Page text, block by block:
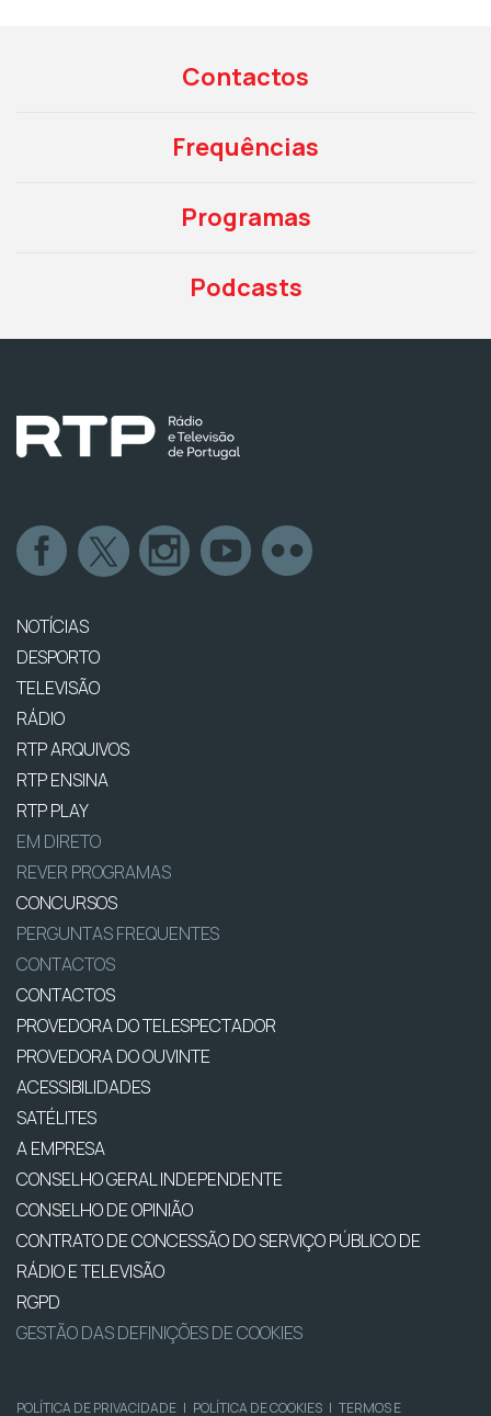
Contactos
Frequências
Programas
Podcasts
NOTÍCIAS
DESPORTO
TELEVISÃO
RÁDIO
RTP ARQUIVOS
RTP ENSINA
RTP PLAY
EM DIRETO
REVER PROGRAMAS
CONCURSOS
PERGUNTAS FREQUENTES
CONTACTOS
CONTACTOS
PROVEDORA DO TELESPECTADOR
PROVEDORA DO OUVINTE
ACESSIBILIDADES
SATÉLITES
A EMPRESA
CONSELHO GERAL INDEPENDENTE
CONSELHO DE OPINIÃO
CONTRATO DE CONCESSÃO DO SERVIÇO PÚBLICO DE
RÁDIO E TELEVISÃO
RGPD
GESTÃO DAS DEFINIÇÕES DE COOKIES
POLÍTICA DE PRIVACIDADE | POLÍTICA DE COOKIES | TERMOS E